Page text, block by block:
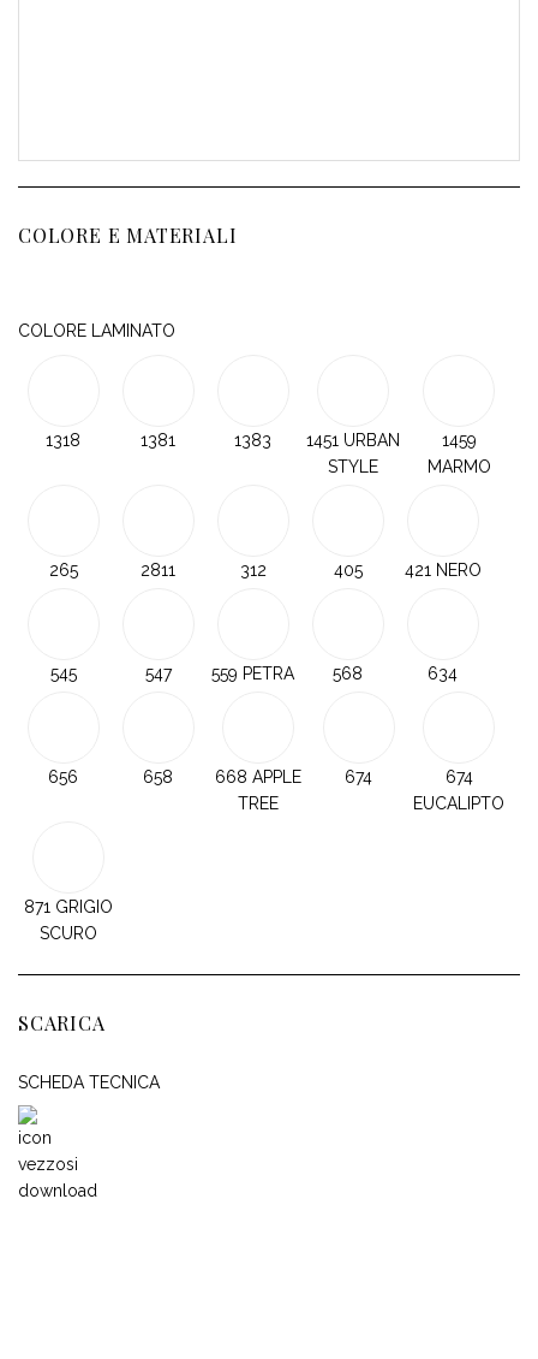
COLORE E MATERIALI
COLORE LAMINATO
1318 1381 1383
1451 URBAN
STYLE
1459
MARMO
265 2811 312 405 421 NERO
545 547 559 PETRA 568 634
656 658
668 APPLE
TREE
674
674
EUCALIPTO
871 GRIGIO
SCURO
SCARICA
SCHEDA TECNICA